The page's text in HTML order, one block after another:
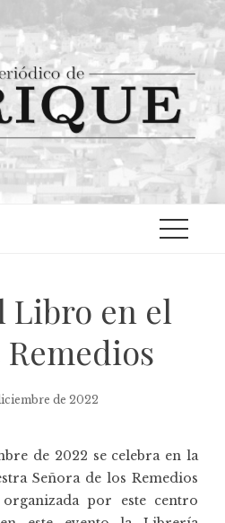
Libro en el
Remedios
de 2022
de 2022 se celebra en la
Señora de los Remedios
por este centro